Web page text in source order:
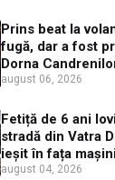
Prins beat la
fugă, dar a fost
Dorna
etilotestului: 1,59
august 06, 2026
Fetiță de 6 ani
stradă din Vatra
ieșit în fața
august 04, 2026